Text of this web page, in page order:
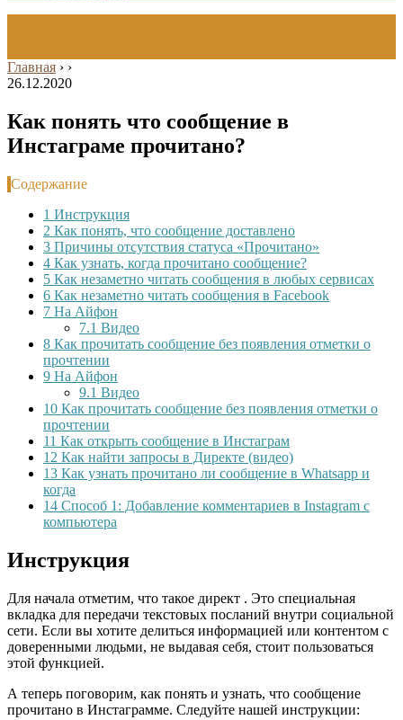
Главная › ›
26.12.2020
Как понять что сообщение в
Инстаграме прочитано?
Содержание
1 Инструкция
2 Как понять, что сообщение доставлено
3 Причины отсутствия статуса «Прочитано»
4 Как узнать, когда прочитано сообщение?
5 Как незаметно читать сообщения в любых сервисах
6 Как незаметно читать сообщения в Facebook
7 На Айфон
7.1 Видео
8 Как прочитать сообщение без появления отметки о
прочтении
9 На Айфон
9.1 Видео
10 Как прочитать сообщение без появления отметки о
прочтении
11 Как открыть сообщение в Инстаграм
12 Как найти запросы в Директе (видео)
13 Как узнать прочитано ли сообщение в Whatsapp и
когда
14 Способ 1: Добавление комментариев в Instagram с
компьютера
Инструкция
Для начала отметим, что такое директ . Это специальная
вкладка для передачи текстовых посланий внутри социальной
сети. Если вы хотите делиться информацией или контентом с
доверенными людьми, не выдавая себя, стоит пользоваться
этой функцией.
А теперь поговорим, как понять и узнать, что сообщение
прочитано в Инстаграмме. Следуйте нашей инструкции: